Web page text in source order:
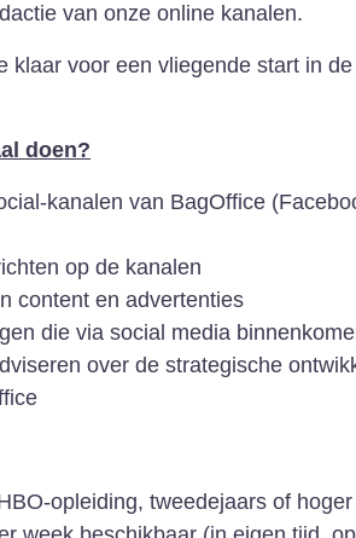
van onze online kanalen.
klaar voor een vliegende start in
doen?
kanalen van BagOffice
op de kanalen
content en advertenties
die via social media
over de strategische
opleiding, tweedejaars of hoger